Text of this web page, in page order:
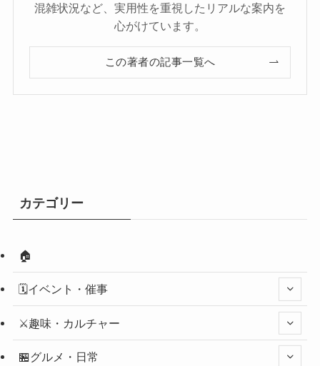
混雑状況など、実用性を重視したリアルな案内を
心がけています。
この著者の記事一覧へ
カテゴリー
🏠
🗓️イベント・催事
⚔️趣味・カルチャー
🏪グルメ・日常